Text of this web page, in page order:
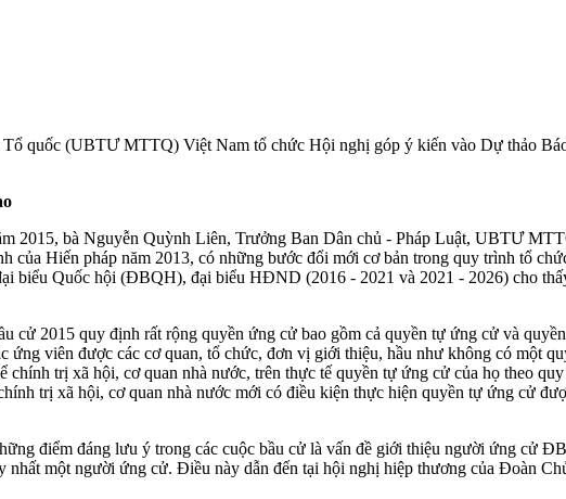
quốc (UBTƯ MTTQ) Việt Nam tổ chức Hội nghị góp ý kiến vào Dự thảo
2015, bà Nguyễn Quỳnh Liên, Trưởng Ban Dân chủ - Pháp Luật, UBTƯ
của Hiến pháp năm 2013, có những bước đổi mới cơ bản trong quy trình tổ
biểu Quốc hội (ĐBQH), đại biểu HĐND (2016 - 2021 và 2021 - 2026) cho
cử 2015 quy định rất rộng quyền ứng cử bao gồm cả quyền tự ứng cử và
ứng viên được các cơ quan, tổ chức, đơn vị giới thiệu, hầu như không có một
chính trị xã hội, cơ quan nhà nước, trên thực tế quyền tự ứng cử của họ theo
trị xã hội, cơ quan nhà nước mới có điều kiện thực hiện quyền tự ứng cử
điểm đáng lưu ý trong các cuộc bầu cử là vấn đề giới thiệu người ứng cử
nhất một người ứng cử. Điều này dẫn đến tại hội nghị hiệp thương của Đoàn